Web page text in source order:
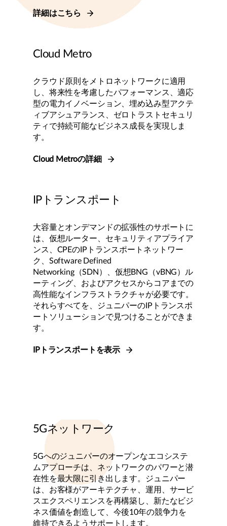
詳細はこちら
Cloud Metro
クラウド原則をメトロネットワークに適用
し、将来性を考慮したパフォーマンス、適応
型の電力イノベーション、埋め込み型アクテ
ィブアシュアランス、ゼロトラストセキュリ
ティで持続可能なビジネス成長を実現しま
す。
Cloud Metroの詳細
IPトランスポート
大容量とオンデマンドの拡張性のサポートに
は、仮想ルーター、セキュリティアプライア
ンス、CPEのIPトランスポートネットワー
ク、Software Defined
Networking（SDN）、仮想BNG（vBNG）ル
ーティング、およびアクセスからコアまでの
高性能なインフラストラクチャが必要です。
それらすべてを、ジュニパーのIPトランスポ
ートソリューションで見つけることができま
す。
IPトランスポートを表示
5Gネットワーク
5Gへのジュニパーのオープンなエコシステ
ムアプローチは、ネットワークのパワーと潜
在性を最大限に引き出します。ジュニパー
は、お客様がアーキテクチャ、運用、サービ
スエクスペリエンスを再構築し、新たなビジ
ネス価値を創造して、今後10年の競争力を
維持できるようサポートします。